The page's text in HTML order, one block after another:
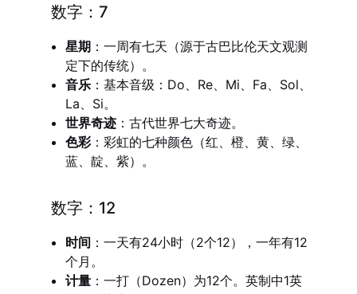
数字：7
星期 ：一周有七天（源于古巴比伦天文观测
定下的传统）。
音乐 ：基本音级：Do、Re、Mi、Fa、Sol、
La、Si。
世界奇迹 ：古代世界七大奇迹。
色彩：彩虹的七种颜色（红、橙、黄、绿、
蓝、靛、紫）。
数字：12
时间 ：一天有24小时（2个12），一年有12
个月。
计量 ：一打（Dozen）为12个。英制中1英